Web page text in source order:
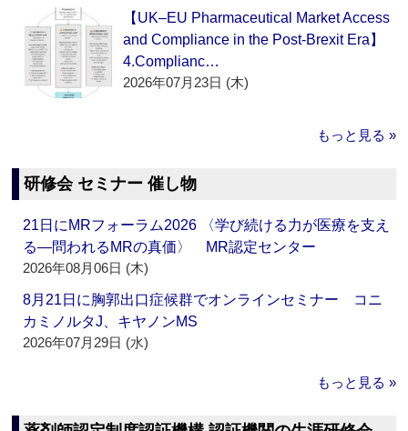
【UK–EU Pharmaceutical Market Access
and Compliance in the Post-Brexit Era】
4.Complianc…
2026年07月23日 (木)
もっと見る »
研修会 セミナー 催し物
21日にMRフォーラム2026 〈学び続ける力が医療を支え
る―問われるMRの真価〉 MR認定センター
2026年08月06日 (木)
8月21日に胸郭出口症候群でオンラインセミナー コニ
カミノルタJ、キヤノンMS
2026年07月29日 (水)
もっと見る »